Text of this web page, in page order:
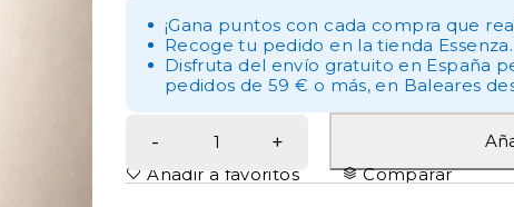
¡Gana puntos con cada compra que
Recoge tu pedido en la tienda Essenza.
Disfruta del envío gratuito en España
pedidos de 59 € o más, en Baleares
Añadir a favoritos
Comparar